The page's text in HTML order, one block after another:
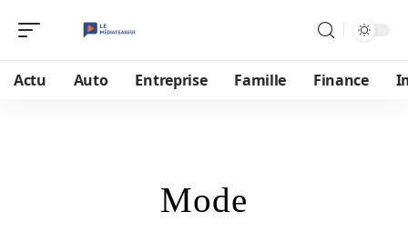
Actu Auto Entreprise Famille Finance
Mode